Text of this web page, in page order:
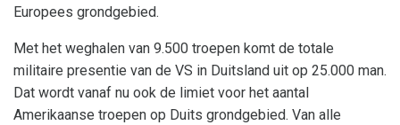
Europees grondgebied.
Met het weghalen van 9.500 troepen komt de totale
militaire presentie van de VS in Duitsland uit op 25.000 man.
Dat wordt vanaf nu ook de limiet voor het aantal
Amerikaanse troepen op Duits grondgebied. Van alle